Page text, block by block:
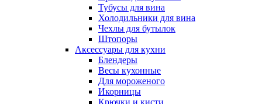
Тубусы для вина
Холодильники для вина
Чехлы для бутылок
Штопоры
Аксессуары для кухни
Блендеры
Весы кухонные
Для мороженого
Икорницы
Крючки и кисти